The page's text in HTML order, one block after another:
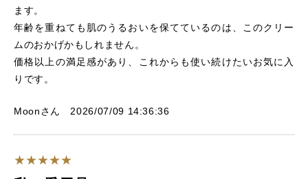
ます。
年齢を重ねても肌のうるおいを保てているのは、このクリー
ムのおかげかもしれません。
価格以上の満足感があり、これからも使い続けたいお気に入
りです。
Moonさん 2026/07/09 14:36:36